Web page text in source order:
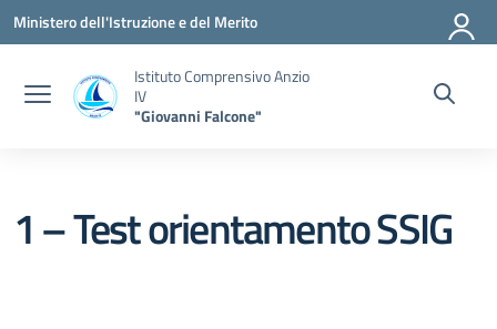
Vai ai contenuti
Vai al menu di navigazione
Vai al footer
Ministero dell'Istruzione e del Merito
Istituto Comprensivo Anzio
IV
"Giovanni Falcone"
1 – Test orientamento SSIG